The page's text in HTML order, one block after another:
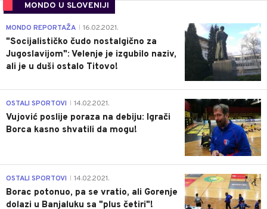
MONDO U SLOVENIJI
4
MONDO REPORTAŽA 16.02.2021.
"Socijalističko čudo nostalgično za
Jugoslavijom": Velenje je izgubilo naziv,
ali je u duši ostalo Titovo!
1
OSTALI SPORTOVI 14.02.2021.
Vujović poslije poraza na debiju: Igrači
Borca kasno shvatili da mogu!
3
OSTALI SPORTOVI 14.02.2021.
Borac potonuo, pa se vratio, ali Gorenje
dolazi u Banjaluku sa "plus četiri"!